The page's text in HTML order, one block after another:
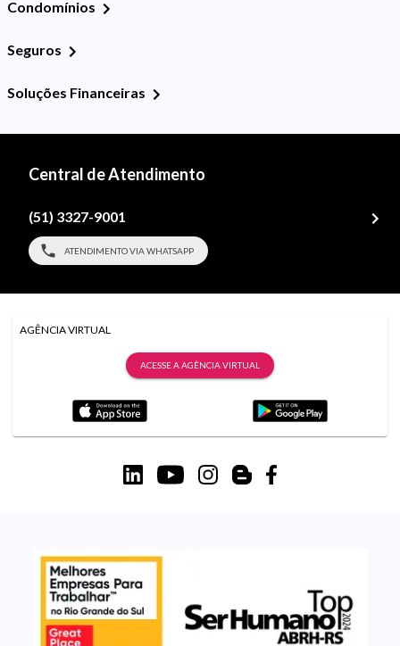
Condomínios
Seguros
Soluções Financeiras
Central de Atendimento
(51) 3327-9001
ATENDIMENTO VIA WHATSAPP
AGÊNCIA VIRTUAL
ACESSE A AGÊNCIA VIRTUAL